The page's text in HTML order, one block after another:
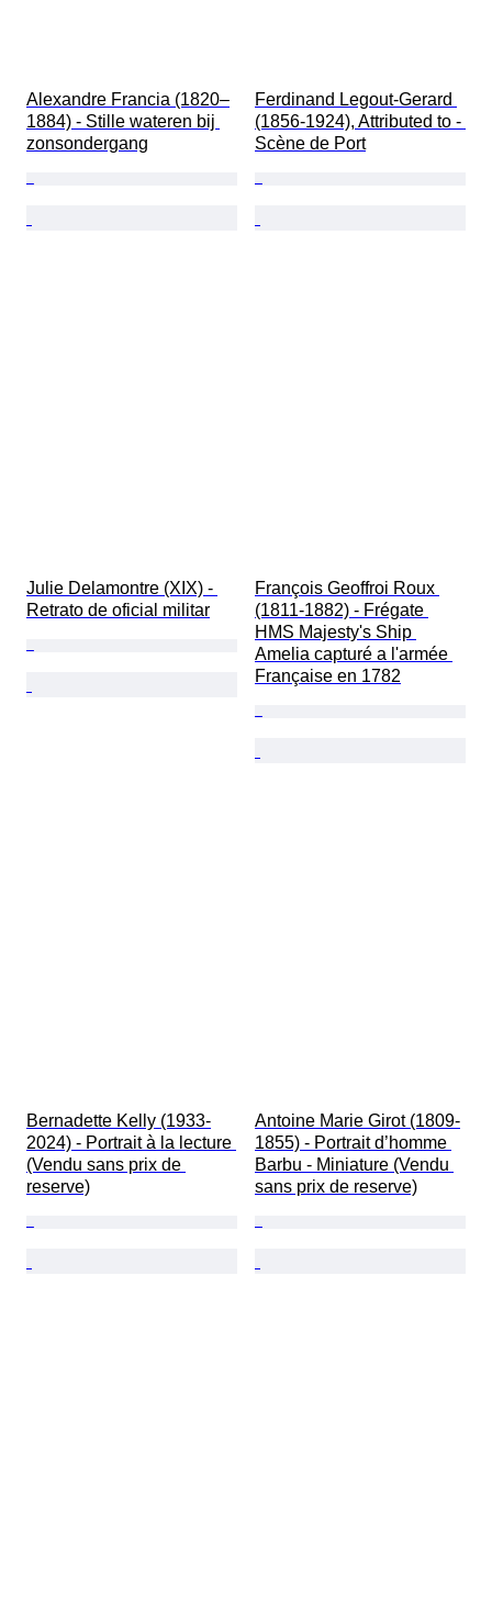
Alexandre Francia (1820–
1884) - Stille wateren bij
zonsondergang
Ferdinand Legout-Gerard
(1856-1924), Attributed to -
Scène de Port
Julie Delamontre (XIX) -
Retrato de oficial militar
François Geoffroi Roux
(1811-1882) - Frégate
HMS Majesty's Ship
Amelia capturé a l'armée
Française en 1782
Bernadette Kelly (1933-
2024) - Portrait à la lecture
(Vendu sans prix de
reserve)
Antoine Marie Girot (1809-
1855) - Portrait d’homme
Barbu - Miniature (Vendu
sans prix de reserve)